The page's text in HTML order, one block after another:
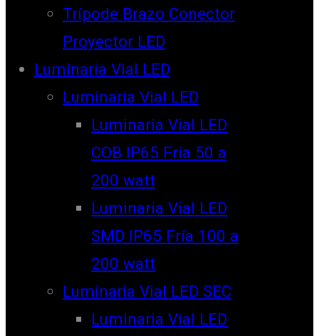
Trípode Brazo Conector
Proyector LED
Luminaria Vial LED
Luminaria Vial LED
Luminaria Vial LED
COB IP65 Fría 50 a
200 watt
Luminaria Vial LED
SMD IP65 Fría 100 a
200 watt
Luminaria Vial LED SEC
Luminaria Vial LED